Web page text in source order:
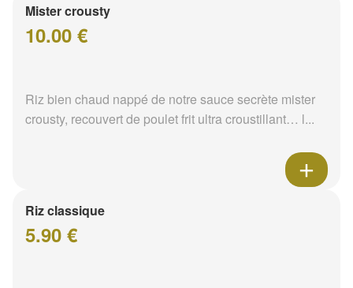
Mister crousty
10.00 €
Riz bien chaud nappé de notre sauce secrète mister
crousty, recouvert de poulet frit ultra croustillant… l...
Riz classique
5.90 €